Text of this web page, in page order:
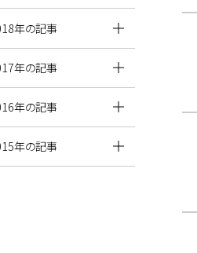
年の記事
年の記事
年の記事
年の記事